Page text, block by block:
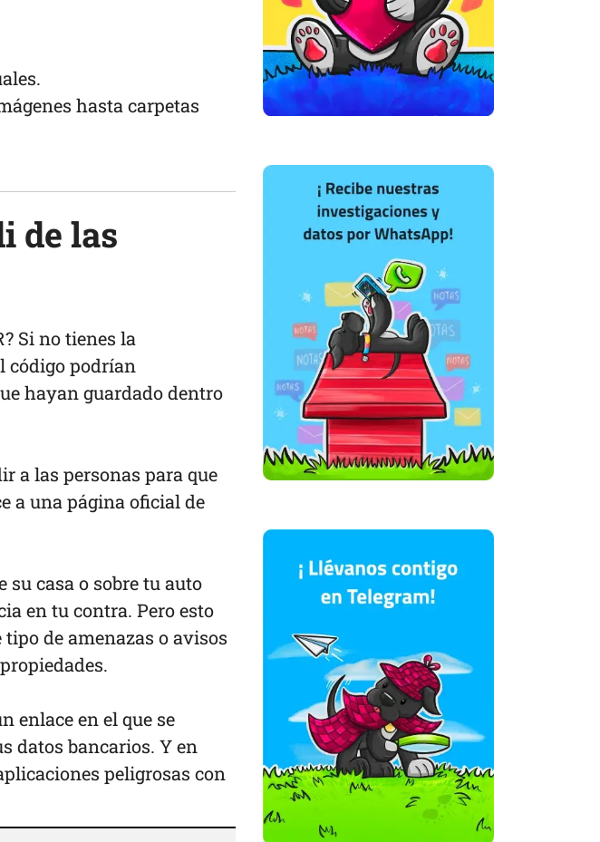
hasta carpetas
de las
Si no tienes la
código podrían
hayan guardado dentro
a las personas para que
a una página oficial de
casa o sobre tu auto
en tu contra. Pero esto
tipo de amenazas o avisos
enlace en el que se
datos bancarios. Y en
peligrosas con